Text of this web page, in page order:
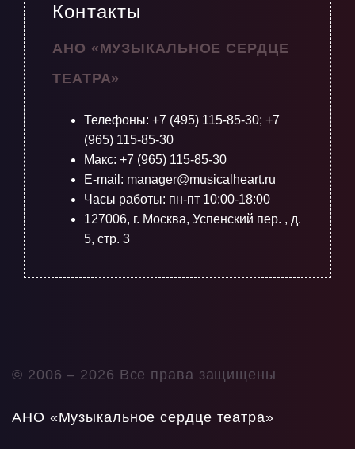
Контакты
АНО «МУЗЫКАЛЬНОЕ СЕРДЦЕ
ТЕАТРА»
Телефоны: +7 (495) 115-85-30; +7
(965) 115-85-30
Макс: +7 (965) 115-85-30
E-mail: manager@musicalheart.ru
Часы работы: пн-пт 10:00-18:00
127006, г. Москва, Успенский пер. , д.
5, стр. 3
© 2006 – 2026 Все права защищены
АНО «Музыкальное сердце театра»